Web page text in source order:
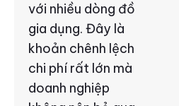
với nhiều dòng đồ
gia dụng. Đây là
khoản chênh lệch
chi phí rất lớn mà
doanh nghiệp